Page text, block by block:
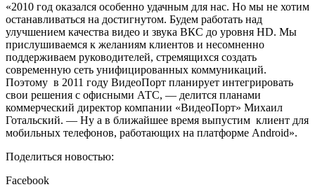
«2010 год оказался особенно удачным для нас. Но мы не хотим
останавливаться на достигнутом. Будем работать над
улучшением качества видео и звука ВКС до уровня HD. Мы
прислушиваемся к желаниям клиентов и несомненно
поддерживаем руководителей, стремящихся создать
современную сеть унифицированных коммуникаций.
Поэтому в 2011 году ВидеоПорт планирует интегрировать
свои решения с офисными АТС, — делится планами
коммерческий директор компании «ВидеоПорт» Михаил
Готальский. — Ну а в ближайшее время выпустим клиент для
мобильных телефонов, работающих на платформе Android».
Поделиться новостью:
Facebook